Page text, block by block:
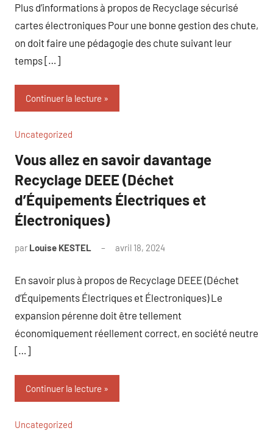
Plus d’informations à propos de Recyclage sécurisé
cartes électroniques Pour une bonne gestion des chute,
on doit faire une pédagogie des chute suivant leur
temps […]
Continuer la lecture
Uncategorized
Vous allez en savoir davantage
Recyclage DEEE (Déchet
d’Équipements Électriques et
Électroniques)
par Louise KESTEL avril 18, 2024
En savoir plus à propos de Recyclage DEEE (Déchet
d’Équipements Électriques et Électroniques) Le
expansion pérenne doit être tellement
économiquement réellement correct, en société neutre
[…]
Continuer la lecture
Uncategorized